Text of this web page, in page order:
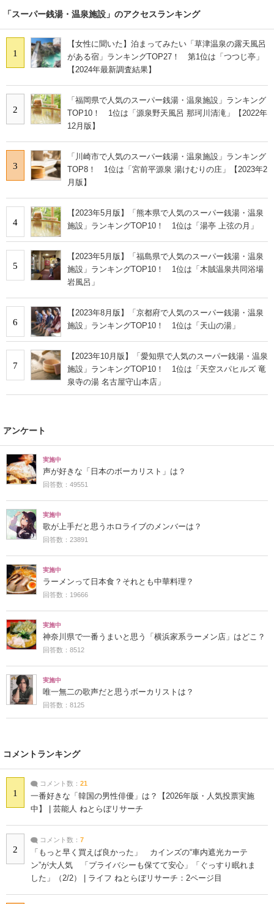
「スーパー銭湯・温泉施設」のアクセスランキング
1
【女性に聞いた】泊まってみたい「草津温泉の露天風呂
がある宿」ランキングTOP27！ 第1位は「つつじ亭」
【2024年最新調査結果】
2
「福岡県で人気のスーパー銭湯・温泉施設」ランキング
TOP10！ 1位は「源泉野天風呂 那珂川清滝」【2022年
12月版】
3
「川崎市で人気のスーパー銭湯・温泉施設」ランキング
TOP8！ 1位は「宮前平源泉 湯けむりの庄」【2023年2
月版】
4
【2023年5月版】「熊本県で人気のスーパー銭湯・温泉
施設」ランキングTOP10！ 1位は「湯亭 上弦の月」
5
【2023年5月版】「福島県で人気のスーパー銭湯・温泉
施設」ランキングTOP10！ 1位は「木賊温泉共同浴場
岩風呂」
6
【2023年8月版】「京都府で人気のスーパー銭湯・温泉
施設」ランキングTOP10！ 1位は「天山の湯」
7
【2023年10月版】「愛知県で人気のスーパー銭湯・温泉
施設」ランキングTOP10！ 1位は「天空スパヒルズ 竜
泉寺の湯 名古屋守山本店」
アンケート
実施中
声が好きな「日本のボーカリスト」は？
回答数：49551
実施中
歌が上手だと思うホロライブのメンバーは？
回答数：23891
実施中
ラーメンって日本食？それとも中華料理？
回答数：19666
実施中
神奈川県で一番うまいと思う「横浜家系ラーメン店」はどこ？
回答数：8512
実施中
唯一無二の歌声だと思うボーカリストは？
回答数：8125
コメントランキング
1
コメント数： 21
一番好きな「韓国の男性俳優」は？【2026年版・人気投票実施
中】 | 芸能人 ねとらぼリサーチ
2
コメント数： 7
「もっと早く買えば良かった」 カインズの“車内遮光カーテ
ン”が大人気 「プライバシーも保てて安心」「ぐっすり眠れま
した」（2/2） | ライフ ねとらぼリサーチ：2ページ目